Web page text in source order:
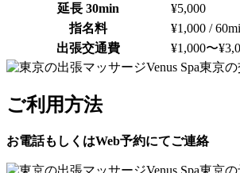
延長 30min
¥5,000
指名料
¥1,000 /
出張交通費
¥1,000〜
ご利用方法
お電話もしくはWeb予約にてご連絡